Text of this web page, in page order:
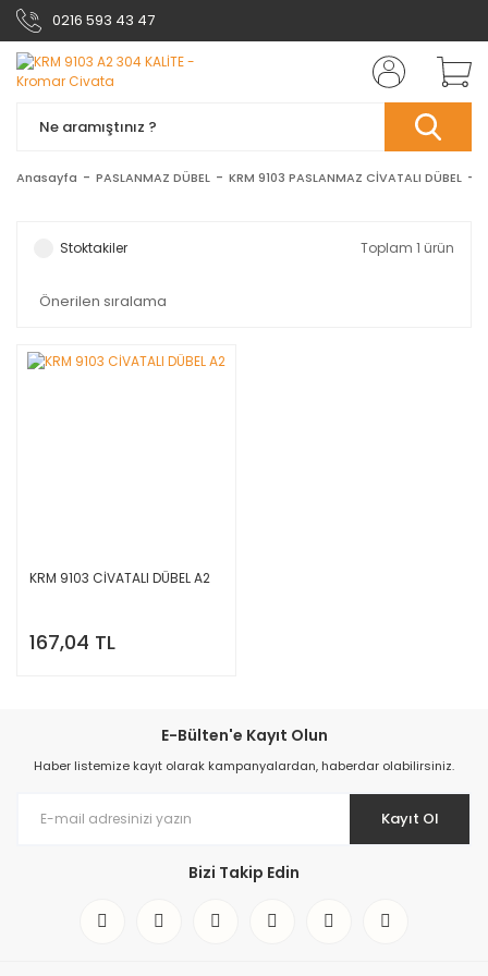
0216 593 43 47
Anasayfa PASLANMAZ DÜBEL KRM 9103 PASLANMAZ CİVATALI DÜBEL
Stoktakiler Toplam 1 ürün
KRM 9103 CİVATALI DÜBEL A2
167,04 TL
E-Bülten'e Kayıt Olun
Haber listemize kayıt olarak kampanyalardan, haberdar olabilirsiniz.
Kayıt Ol
Bizi Takip Edin